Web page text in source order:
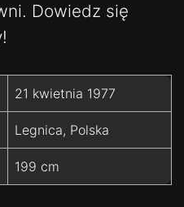
Dowiedz się
21 kwietnia 1977
Legnica, Polska
199 cm